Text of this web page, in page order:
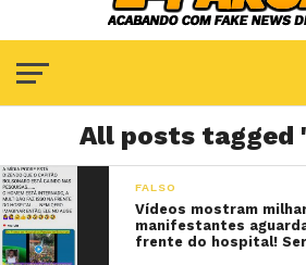
All posts tagged
FALSO
Vídeos mostram
manifestantes
frente do hospital!